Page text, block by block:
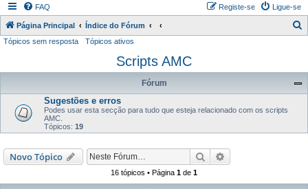
FAQ Ligue-se
Registe-se
Página Principal Índice do Fórum
q
Tópicos sem resposta Tópicos ativos
Scripts AMC
Fórum
Sugestões e erros
Podes usar esta secção para tudo que esteja relacionado com os scripts
AMC.
Tópicos: 19
Novo Tópico Pesquisar
16 tópicos • Página 1 de 1